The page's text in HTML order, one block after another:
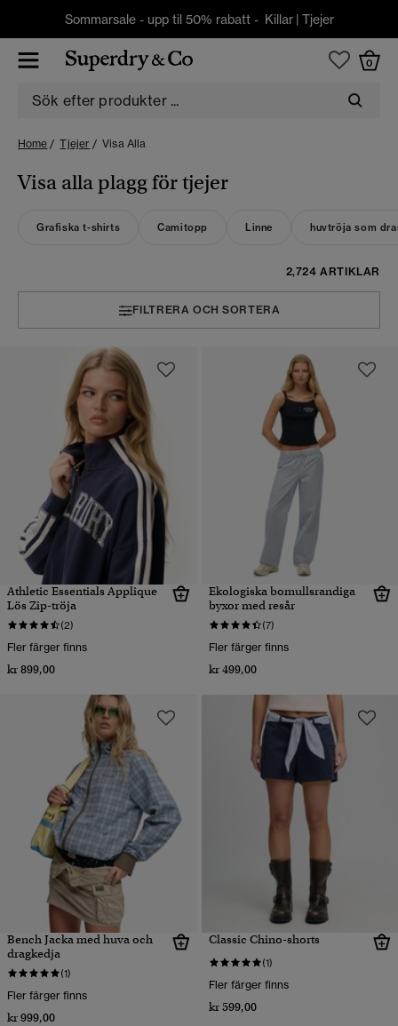
Sommarsale - upp til 50% rabatt - Killar| Tjejer
0
Home Tjejer Visa Alla
Visa alla plagg för tjejer
Grafiska t-shirts Camitopp Linne huvtröja som
2,724 ARTIKLAR
FILTRERA OCH SORTERA
Athletic Essentials Applique
Lös Zip-tröja
(2)
Fler färger finns
kr 899,00
Ekologiska bomullsrandiga
byxor med resår
(7)
Fler färger finns
kr 499,00
Bench Jacka med huva och
dragkedja
(1)
Fler färger finns
kr 999,00
Classic Chino-shorts
(1)
Fler färger finns
kr 599,00